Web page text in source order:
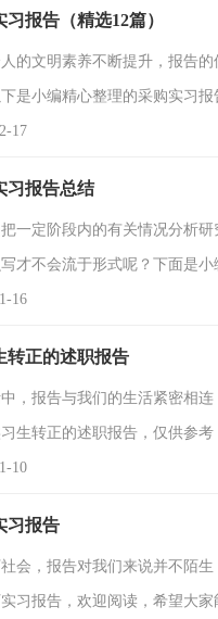
习报告（精选12篇）
的文明素养不断提升，报告
下是小编精心整理的采购实
工作中有苦也有乐，但更多
17
习报告总结
一定阶段内的有关情况分析
才不会流于形式呢？下面是
16
转正的述职报告
，报告与我们的生活紧密相
生转正的述职报告，仅供参
10
习报告
会，报告对我们来说并不陌
习报告，欢迎阅读，希望大